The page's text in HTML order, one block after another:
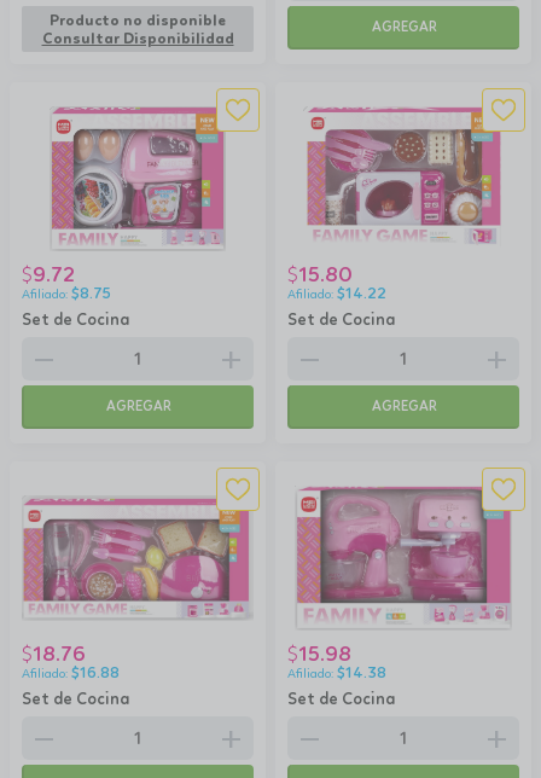
Producto no disponible
Consultar Disponibilidad
AGREGAR
Set de Cocina
$9.72
$8.75
remove add
AGREGAR
Set de Cocina
$15.80
$14.22
remove add
AGREGAR
Set de Cocina
$18.76
$16.88
remove add
Set de Cocina
$15.98
$14.38
remove add